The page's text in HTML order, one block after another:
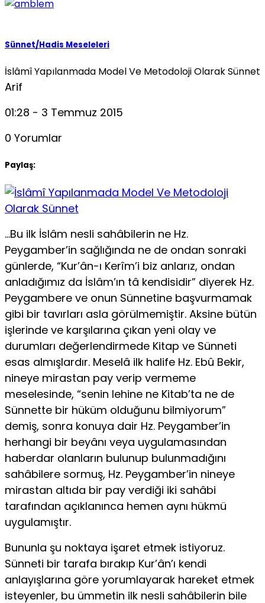
Sünnet/Hadis Meseleleri
İslâmî Yapılanmada Model Ve Metodoloji Olarak Sünnet
Arif
01:28 - 3 Temmuz 2015
0 Yorumlar
Paylaş:
…Bu ilk İslâm nesli sahâbilerin ne Hz.
Peygamber’in sağlığında ne de ondan sonraki
günlerde, “Kur’ân-ı Kerîm’i biz anlarız, ondan
anladığımız da İslâm’ın tâ kendisidir” diyerek Hz.
Peygambere ve onun Sünnetine başvurmamak
gibi bir tavırları asla görülmemiştir. Aksine bütün
işlerinde ve karşılarına çıkan yeni olay ve
durumları değerlendirmede Kitap ve Sünneti
esas almışlardır. Meselâ ilk halife Hz. Ebû Bekir,
nineye mirastan pay verip vermeme
meselesinde, “senin lehine ne Kitab’ta ne de
Sünnette bir hüküm olduğunu bilmiyorum”
demiş, sonra konuya dair Hz. Peygamber’in
herhangi bir beyânı veya uygulamasından
haberdar olanların bulunup bulunmadığını
sahâbilere sormuş, Hz. Peygamber’in nineye
mirastan altıda bir pay verdiği iki sahâbi
tarafından açıklanınca hemen aynı hükmü
uygulamıştır.
Bununla şu noktaya işaret etmek istiyoruz.
Sünneti bir tarafa bırakıp Kur’ân’ı kendi
anlayışlarına göre yorumlayarak hareket etmek
isteyenler, bu ümmetin ilk nesli sahâbilerin bile